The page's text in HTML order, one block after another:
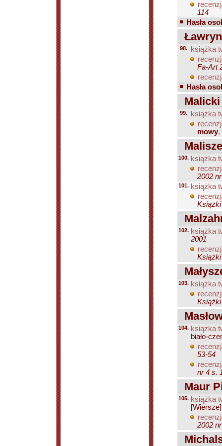
114
Hasła
98.
książka
Fa-Art
Hasła
99.
książka
mowy.
100. książka
2002
101. książka
Książki
102. książka
2001
Książki
103. książka
Książki
104. książka
biało-
53-54
nr 4 s.
Maur
105. książka
2002